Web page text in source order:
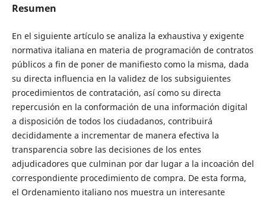
Resumen
En el siguiente artículo se analiza la exhaustiva y exigente
normativa italiana en materia de programación de contratos
públicos a fin de poner de manifiesto como la misma, dada
su directa influencia en la validez de los subsiguientes
procedimientos de contratación, así como su directa
repercusión en la conformación de una información digital
a disposición de todos los ciudadanos, contribuirá
decididamente a incrementar de manera efectiva la
transparencia sobre las decisiones de los entes
adjudicadores que culminan por dar lugar a la incoación del
correspondiente procedimiento de compra. De esta forma,
el Ordenamiento italiano nos muestra un interesante